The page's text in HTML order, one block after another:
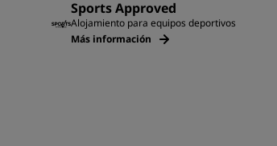
Sports Approved
Alojamiento para equipos deportivos
Más información